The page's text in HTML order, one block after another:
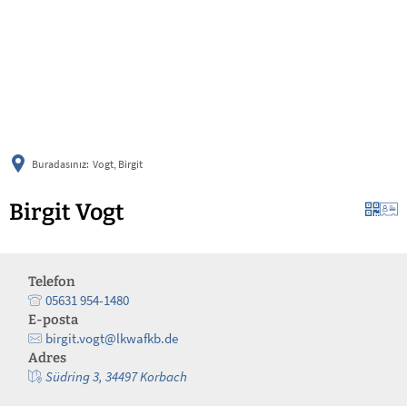
Buradasınız: Vogt, Birgit
Birgit Vogt
Telefon
05631 954-1480
E-posta
birgit.vogt@lkwafkb.de
Adres
Südring 3, 34497 Korbach